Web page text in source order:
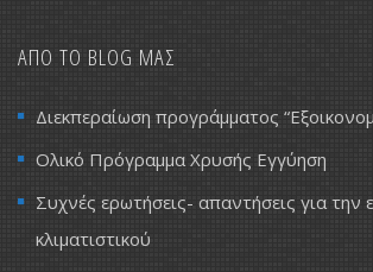
ΑΠΟ ΤΟ BLOG ΜΑΣ
Διεκπεραίωση προγράμματος
Ολικό Πρόγραμμα Χρυσής Εγγύηση
Συχνές ερωτήσεις- απαντήσεις για την
κλιματιστικού